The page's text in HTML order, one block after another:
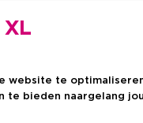
Je wilt iets
XL
website te
te bieden naargelang